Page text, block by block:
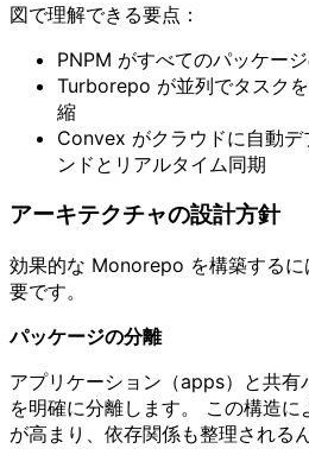
図で理解できる要点：
PNPM がすべてのパッケー
Turborepo が並列でタスク
縮
Convex がクラウドに自動
ンドとリアルタイム同期
アーキテクチャの設計方針
効果的な Monorepo を構築する
要です。
パッケージの分離
アプリケーション（apps）と共有
を明確に分離します。 この構造
が高まり、依存関係も整理される